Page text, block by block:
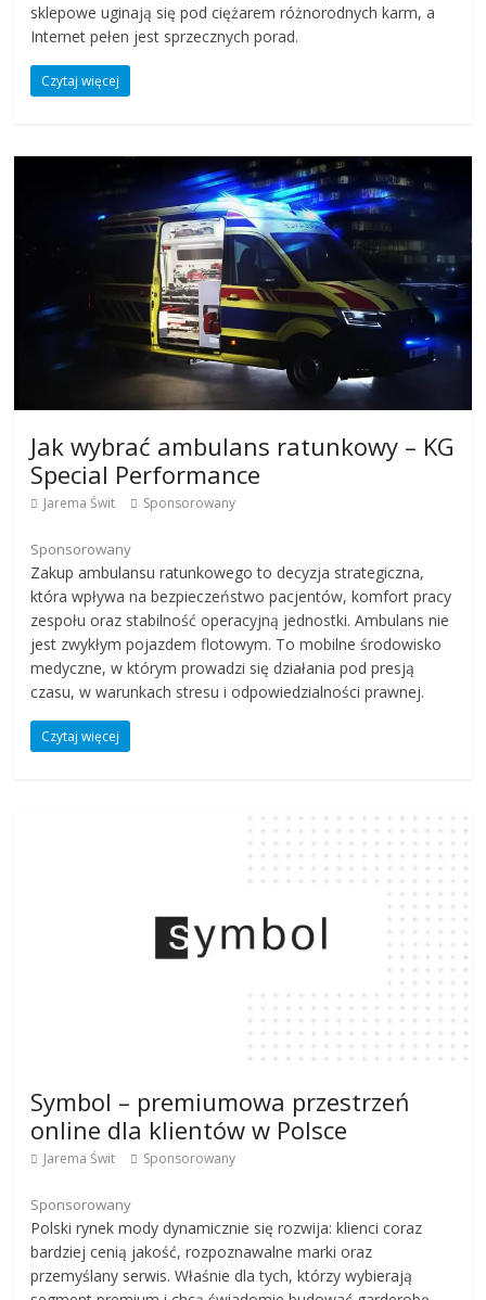
sklepowe uginają się pod ciężarem różnorodnych karm, a
Internet pełen jest sprzecznych porad.
Czytaj więcej
Jak wybrać ambulans ratunkowy – KG
Special Performance
Jarema Świt Sponsorowany
Sponsorowany
Zakup ambulansu ratunkowego to decyzja strategiczna,
która wpływa na bezpieczeństwo pacjentów, komfort pracy
zespołu oraz stabilność operacyjną jednostki. Ambulans nie
jest zwykłym pojazdem flotowym. To mobilne środowisko
medyczne, w którym prowadzi się działania pod presją
czasu, w warunkach stresu i odpowiedzialności prawnej.
Czytaj więcej
Symbol – premiumowa przestrzeń
online dla klientów w Polsce
Jarema Świt Sponsorowany
Sponsorowany
Polski rynek mody dynamicznie się rozwija: klienci coraz
bardziej cenią jakość, rozpoznawalne marki oraz
przemyślany serwis. Właśnie dla tych, którzy wybierają